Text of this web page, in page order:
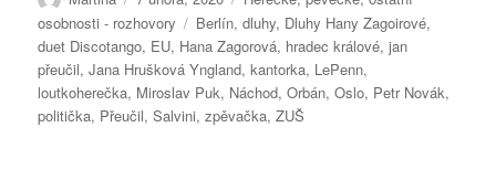
osobnosti - rozhovory
Štítky:
Berlín,dluhy, Dluhy Hany Zagoirové,
duet Discotango, EU, Hana Zagorová, hradec králové,jan
přeučil,Jana Hrušková Yngland,kantorka, LePenn,
loutkoherečka, Miroslav Puk, Náchod,Orbán,Oslo, Petr Novák,
politička, Přeučil,Salvini,zpěvačka,ZUŠ